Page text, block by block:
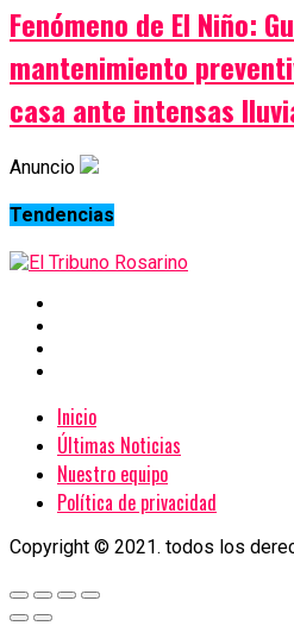
Fenómeno de El Niño:
mantenimiento
casa ante intensas
Anuncio
Tendencias
Inicio
Últimas Noticias
Nuestro equipo
Política de privacidad
Copyright © 2021. todos los